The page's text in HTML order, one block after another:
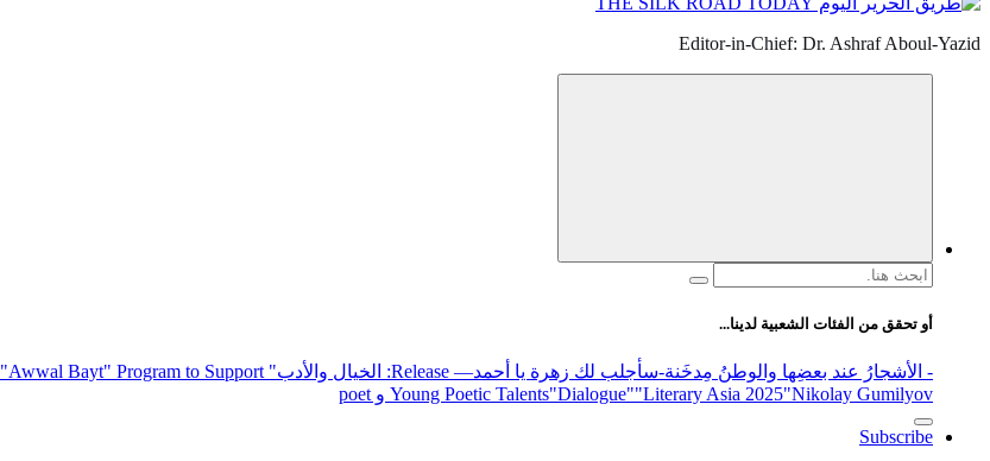
Editor-in-Chief: Dr. Ashraf Aboul-Yazid
البحث
أو تحقق من الفئات الشعبية لدينا...
- الأشجارُ عند بعضِها والوطنُ مِدخَنة-سأجلب لك زهرة يا أحمد— Release : الخيال والأدب" inviting poets and writers from around the world to participate in Kazakh
"Awwal Bayt" Program to Support
Young Poetic Talents"Dialogue""Literary Asia 2025"Nikolay Gumilyov و poet
Subscribe